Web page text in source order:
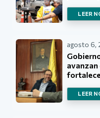
LEER
agosto 6,
avanzan
LEER